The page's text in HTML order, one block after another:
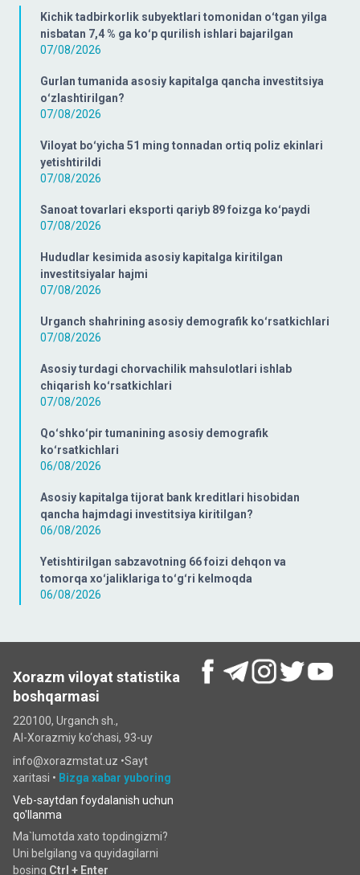
Kichik tadbirkorlik subyektlari tomonidan oʻtgan yilga
nisbatan 7,4 % ga koʻp qurilish ishlari bajarilgan
07/08/2026
Gurlan tumanida asosiy kapitalga qancha investitsiya
oʻzlashtirilgan?
07/08/2026
Viloyat boʻyicha 51 ming tonnadan ortiq poliz ekinlari
yetishtirildi
07/08/2026
Sanoat tovarlari eksporti qariyb 89 foizga koʻpaydi
07/08/2026
Hududlar kesimida asosiy kapitalga kiritilgan
investitsiyalar hajmi
07/08/2026
Urganch shahrining asosiy demografik koʻrsatkichlari
07/08/2026
Asosiy turdagi chorvachilik mahsulotlari ishlab
chiqarish koʻrsatkichlari
07/08/2026
Qoʻshkoʻpir tumanining asosiy demografik
koʻrsatkichlari
06/08/2026
Asosiy kapitalga tijorat bank kreditlari hisobidan
qancha hajmdagi investitsiya kiritilgan?
06/08/2026
Yetishtirilgan sabzavotning 66 foizi dehqon va
tomorqa xoʻjaliklariga toʻgʻri kelmoqda
06/08/2026
Xorazm viloyat statistika
boshqarmasi
220100, Urganch sh.,
Al-Xorazmiy ko‘chаsi, 93-uy
info@xorazmstat.uz •Sayt
xaritasi • Bizga xabar yuboring
Veb-saytdan foydalanish uchun
qo'llanma
Ma`lumotda xato topdingizmi?
Uni belgilang va quyidagilarni
bosing Ctrl + Enter